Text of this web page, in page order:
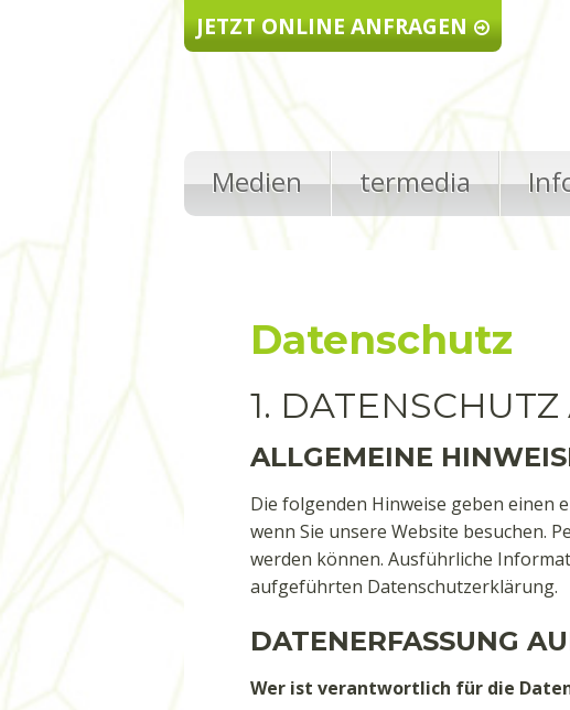
JETZT ONLINE ANFRAGEN
Medien termedia
Datenschutz
1.
ALLGEMEINE
Die folgenden Hinweise geben einen
wenn Sie unsere Website besuchen.
werden können. Ausführliche
aufgeführten Datenschutzerklärung.
DATENERFASSUNG
Wer ist verantwortlich für die